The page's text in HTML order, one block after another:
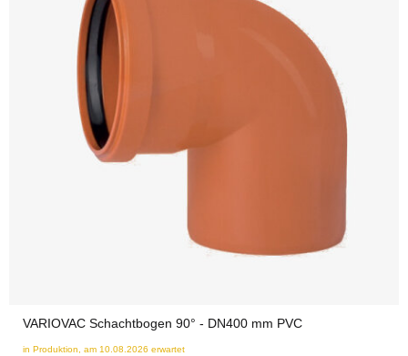
VARIOVAC Schachtbogen 90° - DN400 mm PVC
in Produktion, am 10.08.2026 erwartet